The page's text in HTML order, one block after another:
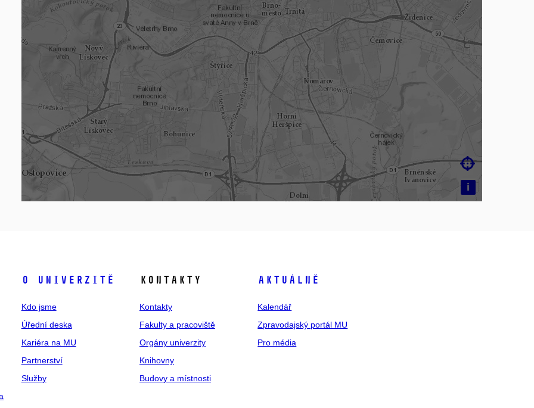
i

O univerzitě
Kdo jsme
Úřední deska
Kariéra na MU
Partnerství
Služby
Kontakty
Kontakty
Fakulty a pracoviště
Orgány univerzity
Knihovny
Budovy a místnosti
Aktuálně
Kalendář
Zpravodajský portál MU
Pro média